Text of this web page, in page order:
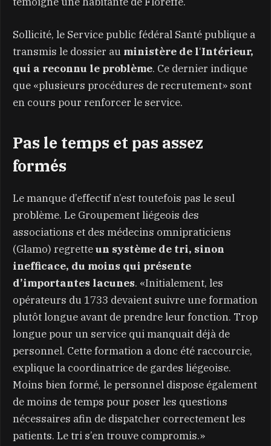
Sollicité, le Service public fédéral Santé publique a
transmis le dossier au ministère de l‘Intérieur,
qui a reconnu le problème. Ce dernier indique
que «plusieurs procédures de recrutement» sont
en cours pour renforcer le service.
Pas le temps et pas assez
formés
Le manque d’effectif n’est toutefois pas le seul
problème. Le Groupement liégeois des
associations et des médecins omnipraticiens
(Glamo) regretteun système de tri, sinon
inefficace, du moins qui présente
d’importantes lacunes. «Initialement, les
opérateurs du 1733 devaient suivre une formation
plutôt longue avant de prendre leur fonction. Trop
longue pour un service qui manquait déjà de
personnel. Cette formation a donc été raccourcie,
explique la coordinatrice de gardes liégeoise.
Moins bien formé, le personnel dispose également
de moins de temps pour poser les questions
nécessaires afin de dispatcher correctement les
patients. Le tri s’en trouve compromis.»